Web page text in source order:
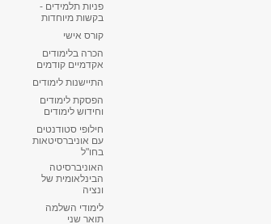
פניות תלמידים -
בקשות מיוחדות
קורס אישי
הכרה בלימודים
אקדמיים קודמים
התיישנות לימודים
הפסקת לימודים
וחידוש לימודים
חילופי סטודנטים
עם אוניברסיטאות
בחו"ל
האוניברסיטה
הבינלאומית של
ונציה
לימודי השלמה
תואר שני